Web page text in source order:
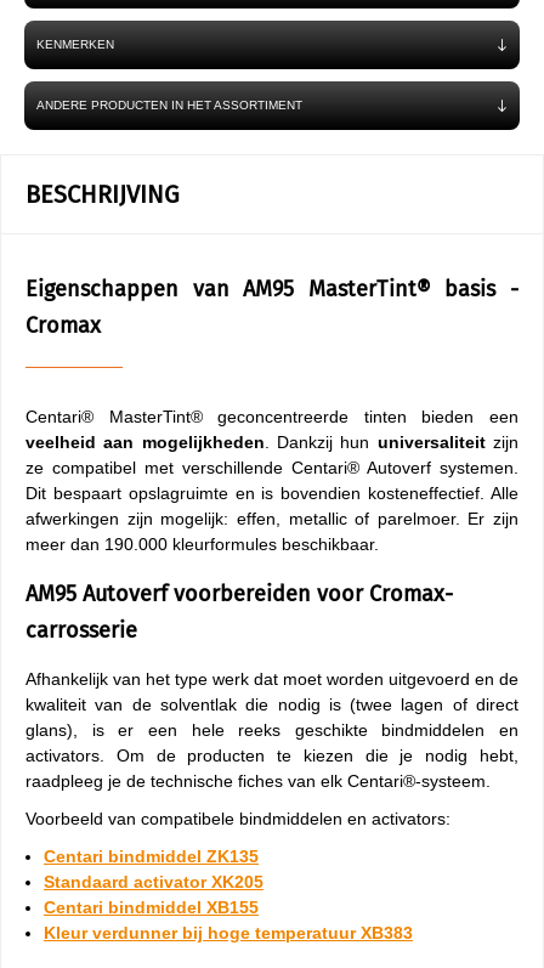
KENMERKEN
ANDERE PRODUCTEN IN HET ASSORTIMENT
BESCHRIJVING
Eigenschappen van AM95 MasterTint® basis -
Cromax
Centari® MasterTint® geconcentreerde tinten bieden een
veelheid aan mogelijkheden . Dankzij hun universaliteitzijn
ze compatibel met verschillende Centari® Autoverf systemen.
Dit bespaart opslagruimte en is bovendien kosteneffectief. Alle
afwerkingen zijn mogelijk: effen, metallic of parelmoer. Er zijn
meer dan 190.000 kleurformules beschikbaar.
AM95 Autoverf voorbereiden voor Cromax-
carrosserie
Afhankelijk van het type werk dat moet worden uitgevoerd en de
kwaliteit van de solventlak die nodig is (twee lagen of direct
glans), is er een hele reeks geschikte bindmiddelen en
activators. Om de producten te kiezen die je nodig hebt,
raadpleeg je de technische fiches van elk Centari®-systeem.
Voorbeeld van compatibele bindmiddelen en activators:
Centari bindmiddel ZK135
Standaard activator XK205
Centari bindmiddel XB155
Kleur verdunner bij hoge temperatuur XB383